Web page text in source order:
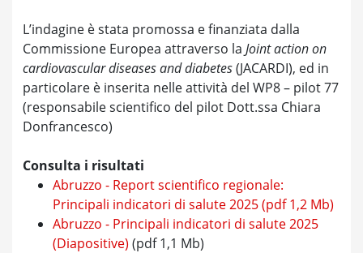
L’indagine è stata promossa e finanziata dalla
Commissione Europea attraverso la Joint action on
cardiovascular diseases and diabetes(JACARDI), ed in
particolare è inserita nelle attività del WP8 – pilot 77
(responsabile scientifico del pilot Dott.ssa Chiara
Donfrancesco)
Consulta i risultati
Abruzzo - Report scientifico regionale:
Principali indicatori di salute 2025 (pdf 1,2 Mb)
Abruzzo - Principali indicatori di salute 2025
(Diapositive) (pdf 1,1 Mb)